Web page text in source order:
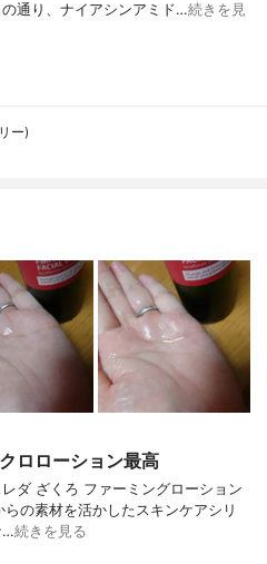
通り、ナイアシンアミド…続きを見
ー)
ロローション最高
ダ ざくろ ファーミングローション
の素材を活かしたスキンケアシリ
…続きを見る